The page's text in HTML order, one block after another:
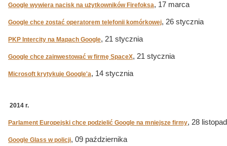
Google wywiera nacisk na użytkowników Firefoksa, 17 marca
Google chce zostać operatorem telefonii komórkowej, 26 stycznia
PKP Intercity na Mapach Google, 21 stycznia
Google chce zainwestować w firmę SpaceX, 21 stycznia
Microsoft krytykuje Google'a, 14 stycznia
2014 r.
Parlament Europejski chce podzielić Google na mniejsze firmy, 28
Google Glass w policji, 09 października